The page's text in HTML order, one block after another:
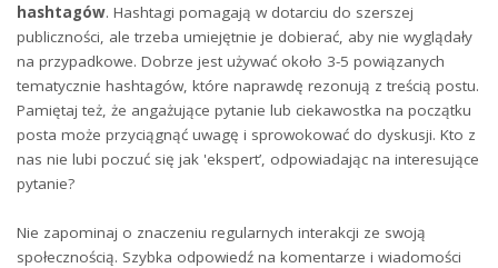
hashtagów. Hashtagi pomagają w dotarciu do szerszej
publiczności, ale‌ trzeba umiejętnie ⁤je dobierać, aby nie wyglądały
na przypadkowe. Dobrze jest używać około 3-5 powiązanych
tematycznie hashtagów, które naprawdę rezonują ‌z​ treścią postu.
‍Pamiętaj też,​ że angażujące pytanie lub ciekawostka na początku
posta może przyciągnąć uwagę i sprowokować do dyskusji. ‍Kto z
nas nie‍ lubi poczuć ⁤się jak 'ekspert’, odpowiadając‌ na ⁤interesujące
pytanie?
Nie zapominaj o⁢ znaczeniu ⁤regularnych interakcji ze swoją
społecznością. Szybka odpowiedź⁤ na komentarze i wiadomości